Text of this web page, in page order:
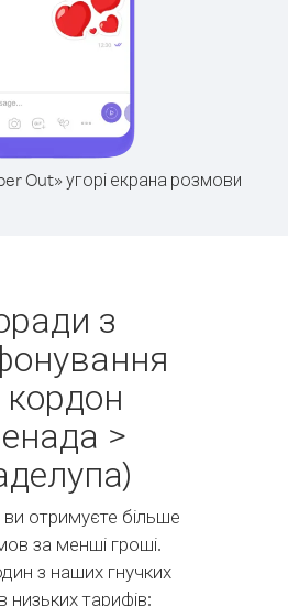
Out» угорі екрана розмови
з
кордон
>
ви отримуєте більше
за менші гроші.
з наших гнучких
низьких тарифів: